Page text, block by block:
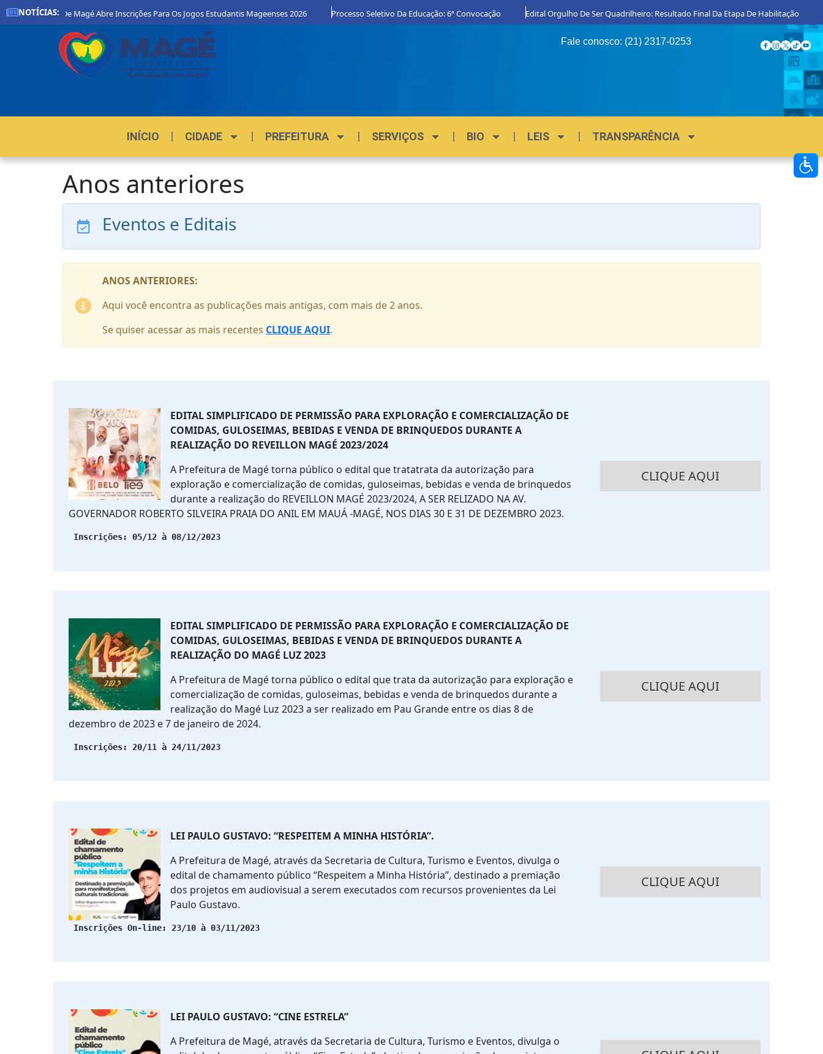
NOTÍCIAS:
Prefeitura De Magé Abre Inscrições Para Os Jogos Estudantis Mageenses 2026 Processo Seletivo Da Educação: 6ª Convocação Edital Orgulho De Ser Quadrilheiro: Resultado Final Da Etapa De Habilitação
Fale conosco: (21) 2317-0253
INÍCIO CIDADE PREFEITURA SERVIÇOS BIO LEIS TRANSPARÊNCIA
Anos anteriores
Eventos e Editais
ANOS ANTERIORES:
Aqui você encontra as publicações mais antigas, com mais de 2 anos.
Se quiser acessar as mais recentes CLIQUE AQUI.
EDITAL SIMPLIFICADO DE PERMISSÃO PARA EXPLORAÇÃO E COMERCIALIZAÇÃO DE
COMIDAS, GULOSEIMAS, BEBIDAS E VENDA DE BRINQUEDOS DURANTE A
REALIZAÇÃO DO REVEILLON MAGÉ 2023/2024
A Prefeitura de Magé torna público o edital que tratatrata da autorização para
exploração e comercialização de comidas, guloseimas, bebidas e venda de brinquedos
durante a realização do REVEILLON MAGÉ 2023/2024, A SER RELIZADO NA AV.
GOVERNADOR ROBERTO SILVEIRA PRAIA DO ANIL EM MAUÁ -MAGÉ, NOS DIAS 30 E 31 DE DEZEMBRO 2023.
Inscrições: 05/12 à 08/12/2023
CLIQUE AQUI
EDITAL SIMPLIFICADO DE PERMISSÃO PARA EXPLORAÇÃO E COMERCIALIZAÇÃO DE
COMIDAS, GULOSEIMAS, BEBIDAS E VENDA DE BRINQUEDOS DURANTE A
REALIZAÇÃO DO MAGÉ LUZ 2023
A Prefeitura de Magé torna público o edital que trata da autorização para exploração e
comercialização de comidas, guloseimas, bebidas e venda de brinquedos durante a
realização do Magé Luz 2023 a ser realizado em Pau Grande entre os dias 8 de
dezembro de 2023 e 7 de janeiro de 2024.
Inscrições: 20/11 à 24/11/2023
CLIQUE AQUI
LEI PAULO GUSTAVO: “RESPEITEM A MINHA HISTÓRIA”.
A Prefeitura de Magé, através da Secretaria de Cultura, Turismo e Eventos, divulga o
edital de chamamento público “Respeitem a Minha História”, destinado a premiação
dos projetos em audiovisual a serem executados com recursos provenientes da Lei
Paulo Gustavo.
Inscrições On-line: 23/10 à 03/11/2023
CLIQUE AQUI
LEI PAULO GUSTAVO: “CINE ESTRELA”
A Prefeitura de Magé, através da Secretaria de Cultura, Turismo e Eventos, divulga o